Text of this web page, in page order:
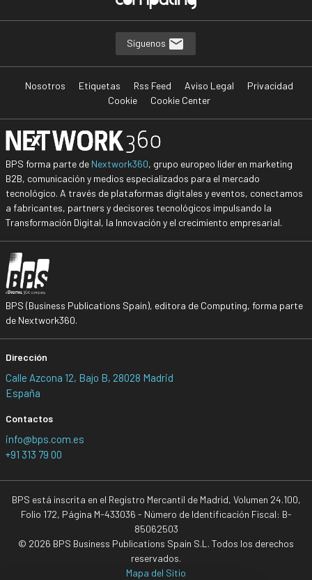
Síguenos
Nosotros Etiquetas Rss Feed Aviso Legal
Privacidad
Cookie
Cookie Center
BPS forma parte de Nextwork360, grupo europeo líder en marketing
B2B, comunicación y medios especializados para el mercado
tecnológico. A través de plataformas digitales y eventos, conectamos
a fabricantes, partners y decisores tecnológicos impulsando la
Transformación Digital, la Innovación y el crecimiento empresarial.
BPS (Business Publications Spain), editora de Computing, forma parte
de Nextwork360.
Dirección
Calle Azcona 12, Bajo B, 28028 Madrid
España
Contactos
info@bps.com.es
+91 313 79 00
BPS está inscrita en el Registro Mercantil de Madrid, Volumen 24.100,
Folio 172, Página M-433036 - Número de Identificación Fiscal: B-
85062503
© 2026 BPS Business Publications Spain S.L. Todos los derechos
reservados.
Mapa del Sitio